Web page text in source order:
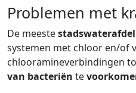
Problemen met
De meeste
systemen met chloor en/of
chlooramineverbindingen
van bacteriën te